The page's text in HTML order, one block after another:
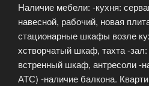
Наличие мебели: -кухня:
навесной, рабочий, новая
стационарные шкафы возле
хстворчатый шкаф, тахта -
встренный шкаф, антресоли -
АТС) -наличие балкона.